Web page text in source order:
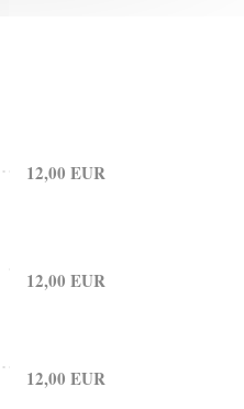
12,00 EUR
12,00 EUR
12,00 EUR